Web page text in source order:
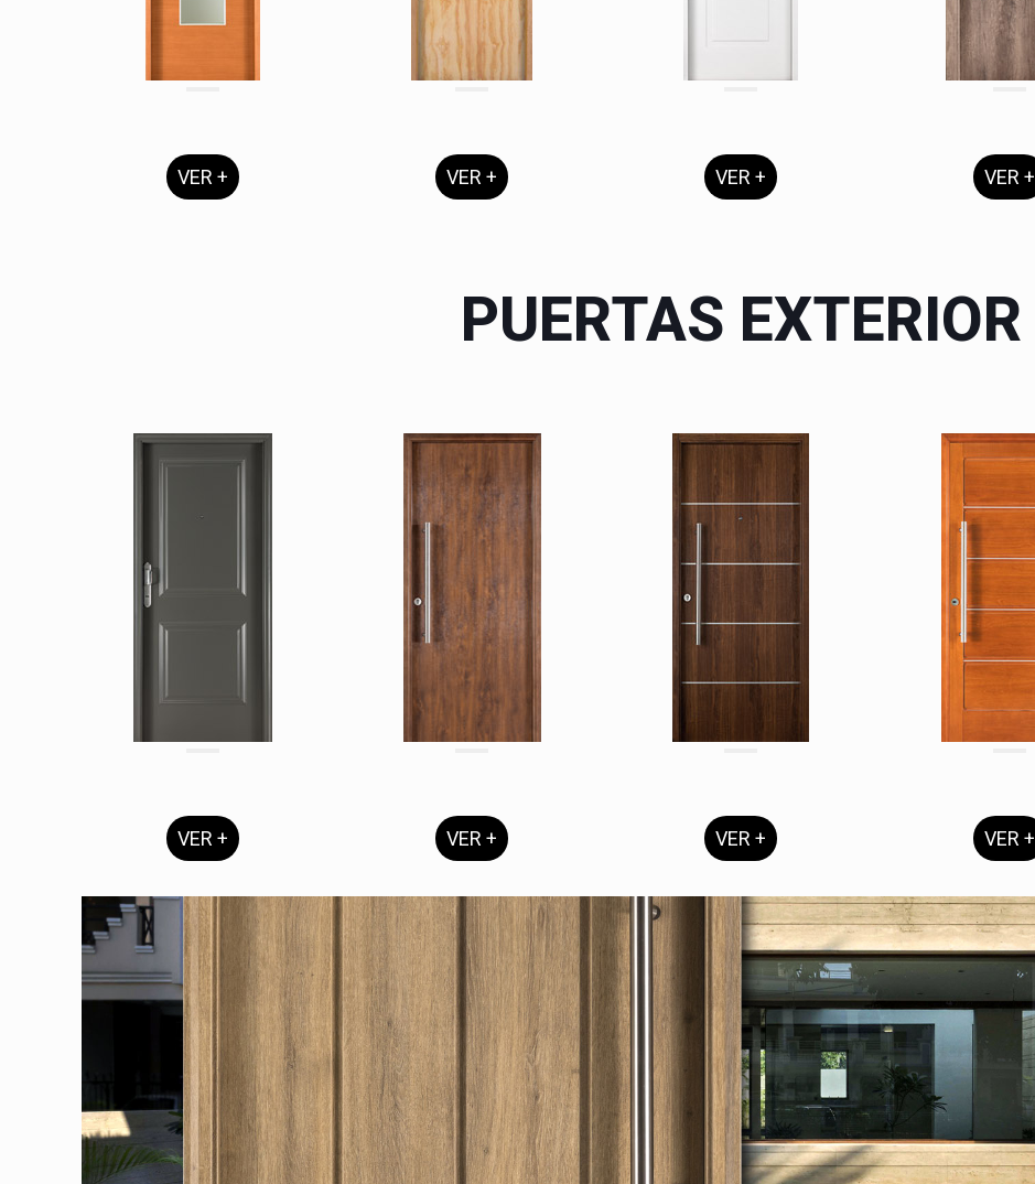
VER + VER + VER + VER +
PUERTAS EXTERIOR
VER + VER + VER + VER +